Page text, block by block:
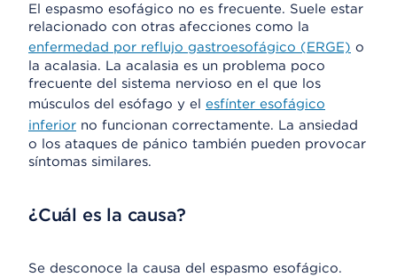
El espasmo esofágico no es frecuente. Suele estar
relacionado con otras afecciones como la
enfermedad por reflujo gastroesofágico (ERGE) o
la acalasia. La acalasia es un problema poco
frecuente del sistema nervioso en el que los
músculos del esófago y el esfínter esofágico
inferior no funcionan correctamente. La ansiedad
o los ataques de pánico también pueden provocar
síntomas similares.
¿Cuál es la causa?
Se desconoce la causa del espasmo esofágico.